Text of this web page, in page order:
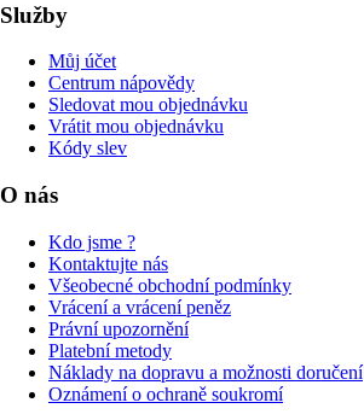
Služby
Můj účet
Centrum nápovědy
Sledovat mou objednávku
Vrátit mou objednávku
Kódy slev
O nás
Kdo jsme ?
Kontaktujte nás
Všeobecné obchodní podmínky
Vrácení a vrácení peněz
Právní upozornění
Platební metody
Náklady na dopravu a možnosti doručení
Oznámení o ochraně soukromí